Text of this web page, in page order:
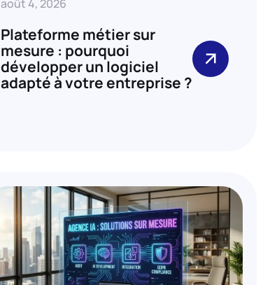
août 4, 2026
Plateforme métier sur
mesure : pourquoi
développer un logiciel
adapté à votre entreprise ?